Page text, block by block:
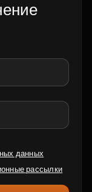
данных
рассылки